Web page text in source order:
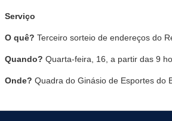
Serviço
O quê? Terceiro sorteio de endereços do
Quando? Quarta-feira, 16, a partir das 9
Onde? Quadra do Ginásio de Esportes do